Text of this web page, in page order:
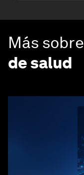
Más sobre
de salud